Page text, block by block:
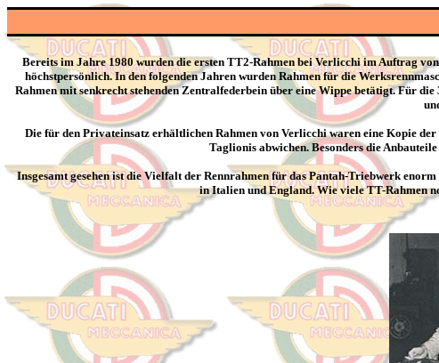
Bereits im Jahre 1980 wurden die ersten TT2-Rahmen bei Verlicchi im Auftrag
höchstpersönlich. In den folgenden Jahren wurden Rahmen für die
Rahmenmit senkrecht stehenden Zentralfederbein über eine Wippe betätigt. Für
Die für den Privateinsatz erhältlichen Rahmen von Verlicchi waren eine Kopie
Taglionis abwichen. Besonders die
Insgesamt gesehen ist die Vielfalt der Rennrahmen für das Pantah-Triebwerk
in Italien und England. Wie viele TT-Rahmen